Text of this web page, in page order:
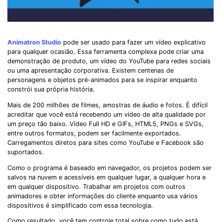
Animatron Studio pode ser usado para fazer um vídeo explicativo
para qualquer ocasião. Essa ferramenta complexa pode criar uma
demonstração de produto, um vídeo do YouTube para redes sociais
ou uma apresentação corporativa. Existem centenas de
personagens e objetos pré-animados para se inspirar enquanto
constrói sua própria história.
Mais de 200 milhões de filmes, amostras de áudio e fotos. É difícil
acreditar que você está recebendo um vídeo de alta qualidade por
um preço tão baixo. Vídeo Full HD e GIFs, HTML5, PNGs e SVGs,
entre outros formatos, podem ser facilmente exportados.
Carregamentos diretos para sites como YouTube e Facebook são
suportados.
Como o programa é baseado em navegador, os projetos podem ser
salvos na nuvem e acessíveis em qualquer lugar, a qualquer hora e
em qualquer dispositivo. Trabalhar em projetos com outros
animadores e obter informações do cliente enquanto usa vários
dispositivos é simplificado com essa tecnologia.